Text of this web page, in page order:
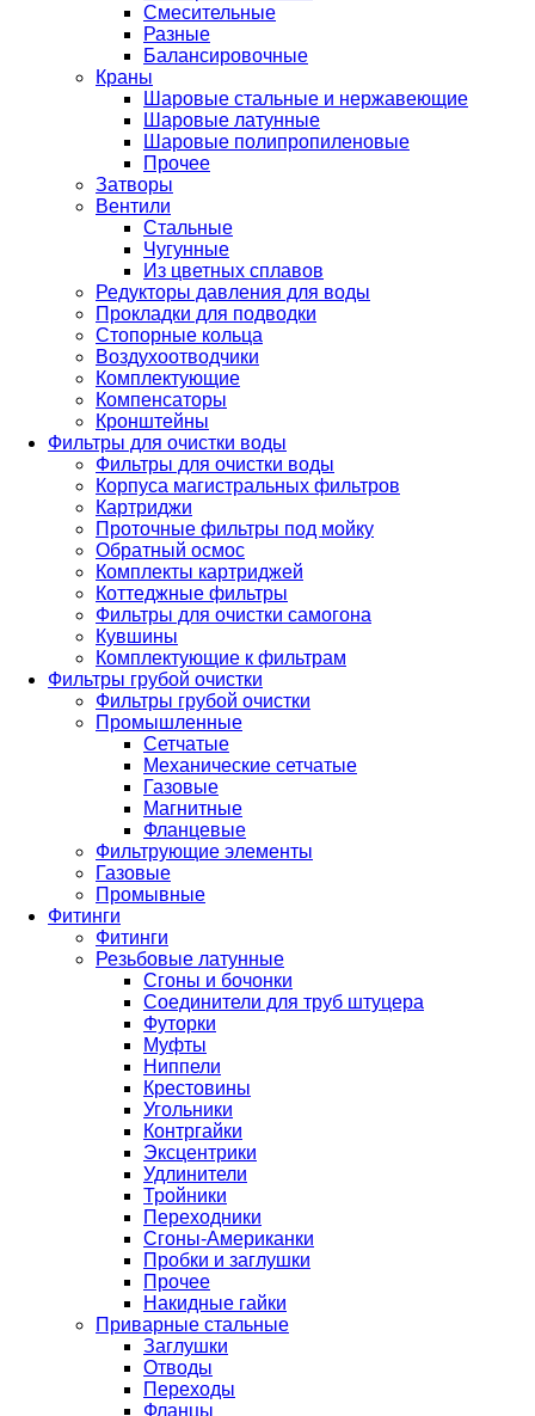
Смесительные
Разные
Балансировочные
Краны
Шаровые стальные и нержавеющие
Шаровые латунные
Шаровые полипропиленовые
Прочее
Затворы
Вентили
Стальные
Чугунные
Из цветных сплавов
Редукторы давления для воды
Прокладки для подводки
Стопорные кольца
Воздухоотводчики
Комплектующие
Компенсаторы
Кронштейны
Фильтры для очистки воды
Фильтры для очистки воды
Корпуса магистральных фильтров
Картриджи
Проточные фильтры под мойку
Обратный осмос
Комплекты картриджей
Коттеджные фильтры
Фильтры для очистки самогона
Кувшины
Комплектующие к фильтрам
Фильтры грубой очистки
Фильтры грубой очистки
Промышленные
Сетчатые
Механические сетчатые
Газовые
Магнитные
Фланцевые
Фильтрующие элементы
Газовые
Промывные
Фитинги
Фитинги
Резьбовые латунные
Сгоны и бочонки
Соединители для труб штуцера
Футорки
Муфты
Ниппели
Крестовины
Угольники
Контргайки
Эксцентрики
Удлинители
Тройники
Переходники
Сгоны-Американки
Пробки и заглушки
Прочее
Накидные гайки
Приварные стальные
Заглушки
Отводы
Переходы
Фланцы